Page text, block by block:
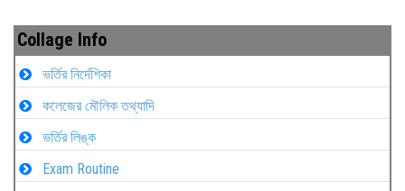
Collage Info
ভর্তির নির্দেশিকা
কলেজের মৌলিক তথ্যাদি
ভর্তির লিঙ্ক
Exam Routine